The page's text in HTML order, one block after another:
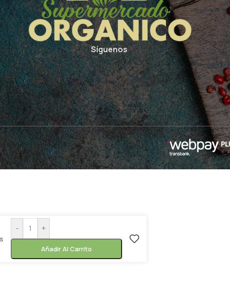
Síguenos
- +
Añadir Al Carrito